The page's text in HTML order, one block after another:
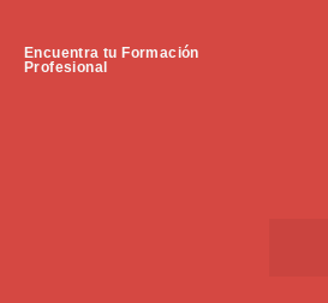
Encuentra tu Formación
Profesional